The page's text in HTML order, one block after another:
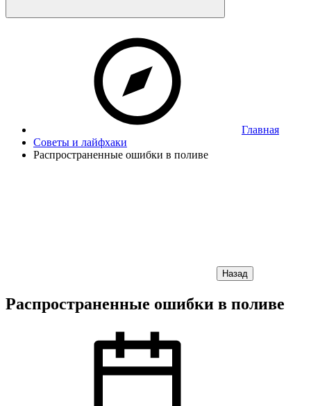
Главная
Советы и лайфхаки
Распространенные ошибки в поливе
Назад
Распространенные ошибки в поливе